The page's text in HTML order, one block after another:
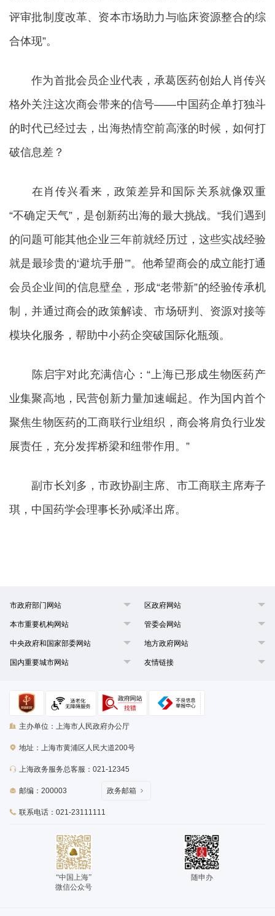
评审批制度改革、资本市场助力与临床资源整合的综
合体现”。
作为首批会员企业代表，承葛医药创始人肖传兴
格外关注这次商会带来的信号——中国药企单打独斗
的时代已经过去，出海热情空前高涨的时候，如何打
破信息差？
在肖传兴看来，政策差异和国际关系就像双重
“不确定天气”，是创新药出海的最大挑战。“我们遇到
的问题可能其他企业三年前就经历过，这些实战经验
就是最珍贵的‘避坑手册’”。他希望商会的成立能打通
会员企业间的信息壁垒，形成“老带新”的经验传承机
制，并通过商会的政策解读、市场研判、资源对接等
模块化服务，帮助中小药企突破国际化瓶颈。
陈启宇对此充满信心：“上海已形成生物医药产
业集聚高地，民营创新力量加速崛起。作为国内首个
聚焦生物医药的工商联行业组织，商会将肩负行业发
展责任，充分发挥桥梁和纽带作用。”
副市长刘多，市政协副主席、市工商联主席寿子
琪，中国药学会理事长孙咸泽出席。
市政府部门网站 区政府网站
本市重要机构网站 管委会网站
中央政府和国家部委网站 地方政府网站
国内重要城市网站 友情链接
主办单位：上海市人民政府办公厅
地址：上海市黄浦区人民大道200号
上海政务服务总客服：021-12345
邮编：200003
联系电话：021-23111111
政务邮箱
“中国上海”
微信公众号
随申办